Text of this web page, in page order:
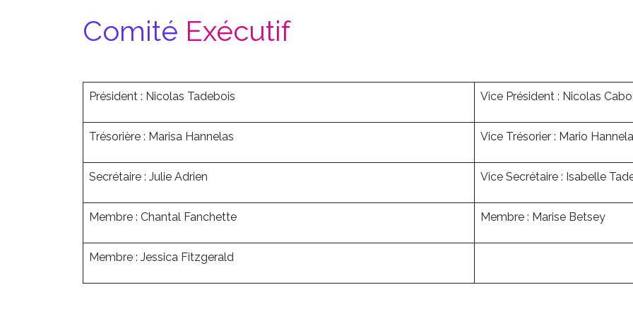
Comité Exécutif
Président : Nicolas Tadebois Vice Président : Nicolas
Trésorière : Marisa Hannelas Vice Trésorier : Mario
Secrétaire : Julie Adrien Vice Secrétaire : Isabelle
Membre : Chantal Fanchette Membre : Marise Betsey
Membre : Jessica Fitzgerald